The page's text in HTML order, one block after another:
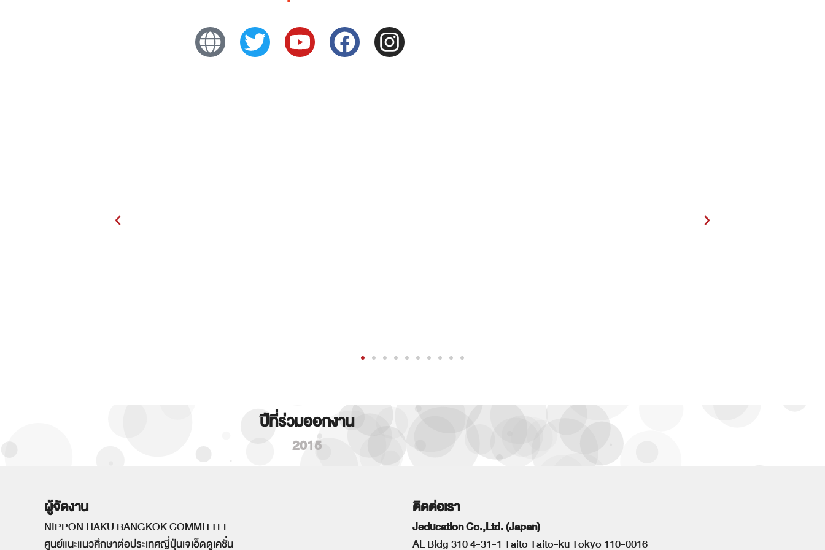
ปีที่ร่วมออกงาน
2015
ผู้จัดงาน
NIPPON HAKU BANGKOK COMMITTEE
ศูนย์แนะแนวศึกษาต่อประเทศญี่ปุ่นเจเอ็ดดูเคชั่น
ติดต่อเรา
Jeducation Co.,Ltd. (Japan)
AL Bldg 310 4-31-1 Taito Taito-ku Tokyo 110-0016